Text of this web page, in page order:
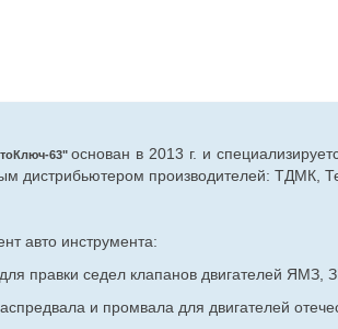
63"основан в 2013 г. и
дистрибьютером производителей: ТДМК,
авто инструмента:
правки седел клапанов двигателей
и промвала для двигателей